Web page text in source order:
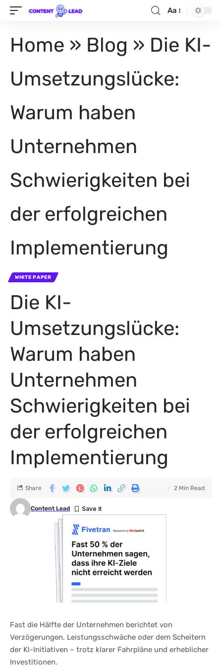
Aa
Home » Blog » Die KI-
Umsetzungslücke:
Warum haben
Unternehmen
Schwierigkeiten bei
der erfolgreichen
Implementierung
WHITE PAPER
Die KI-
Umsetzungslücke:
Warum haben
Unternehmen
Schwierigkeiten bei
der erfolgreichen
Implementierung
Content Lead
Share 2 Min Read
Fast die Hälfte der Unternehmen berichtet von
Verzögerungen, Leistungsschwäche oder dem Scheitern
der Kl-Initiativen – trotz klarer Fahrpläne und erheblicher
Investitionen.